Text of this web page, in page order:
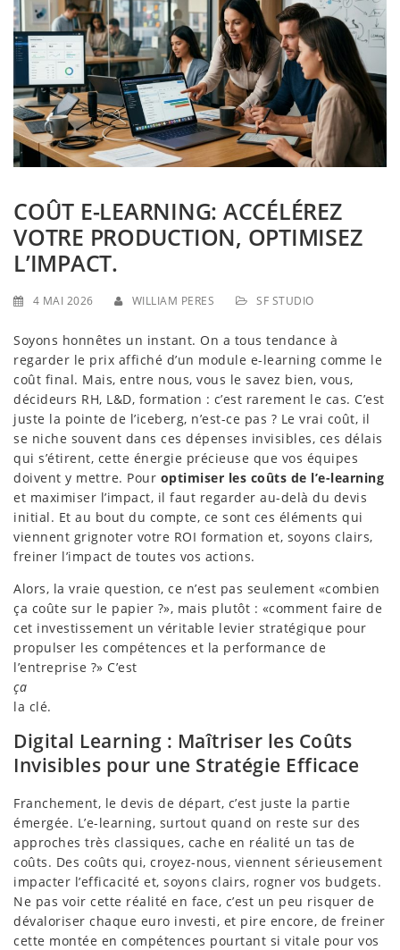
a
t
i
o
n
COÛT E-LEARNING: ACCÉLÉREZ
VOTRE PRODUCTION, OPTIMISEZ
L’IMPACT.
4 MAI 2026 WILLIAM PERES SF STUDIO
Soyons honnêtes un instant. On a tous tendance à
regarder le prix affiché d’un module e-learning comme le
coût final. Mais, entre nous, vous le savez bien, vous,
décideurs RH, L&D, formation : c’est rarement le cas. C’est
juste la pointe de l’iceberg, n’est-ce pas ? Le vrai coût, il
se niche souvent dans ces dépenses invisibles, ces délais
qui s’étirent, cette énergie précieuse que vos équipes
doivent y mettre. Pour optimiser les coûts de l’e-learning
et maximiser l’impact, il faut regarder au-delà du devis
initial. Et au bout du compte, ce sont ces éléments qui
viennent grignoter votre ROI formation et, soyons clairs,
freiner l’impact de toutes vos actions.
Alors, la vraie question, ce n’est pas seulement «combien
ça coûte sur le papier ?», mais plutôt : «comment faire de
cet investissement un véritable levier stratégique pour
propulser les compétences et la performance de
l’entreprise ?» C’est
ça
la clé.
Digital Learning : Maîtriser les Coûts
Invisibles pour une Stratégie Efficace
Franchement, le devis de départ, c’est juste la partie
émergée. L’e-learning, surtout quand on reste sur des
approches très classiques, cache en réalité un tas de
coûts. Des coûts qui, croyez-nous, viennent sérieusement
impacter l’efficacité et, soyons clairs, rogner vos budgets.
Ne pas voir cette réalité en face, c’est un peu risquer de
dévaloriser chaque euro investi, et pire encore, de freiner
cette montée en compétences pourtant si vitale pour vos